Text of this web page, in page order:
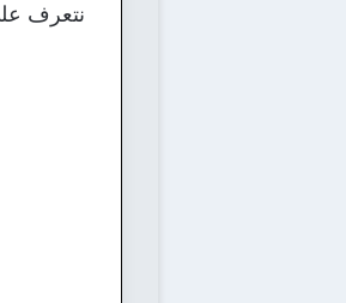
نتعرف